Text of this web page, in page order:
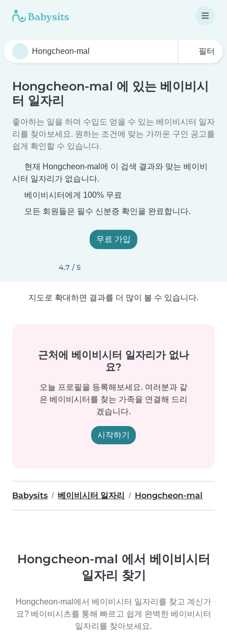
필터
Hongcheon-mal 에 있는 베이비시
터 일자리
좋아하는 일을 하며 수입도 얻을 수 있는 베이비시터 일자
리를 찾아보세요. 원하는 조건에 맞는 가까운 구인 공고를
쉽게 확인할 수 있습니다.
현재 Hongcheon-mal에 이 검색 결과와 맞는 베이비
시터 일자리가 없습니다.
베이비시터에게 100% 무료
모든 회원들은 필수 신분증 확인을 완료합니다.
무료 가입
4.7 / 5
지도로 확대하면 결과를 더 많이 볼 수 있습니다.
근처에 베이비시터 일자리가 없나
요?
오늘 프로필을 등록해보세요. 여러분과 같
은 베이비시터를 찾는 가족을 연결해 드리
겠습니다.
시작하기
Babysits 베이비시터 일자리 Hongcheon-mal
Hongcheon-mal 에서 베이비시터
일자리 찾기
Hongcheon-mal에서 베이비시터 일자리를 찾고 계신가
요? 베이비시츠를 통해 빠르고 쉽게 완벽한 베이비시터
일자리를 찾아보세요.